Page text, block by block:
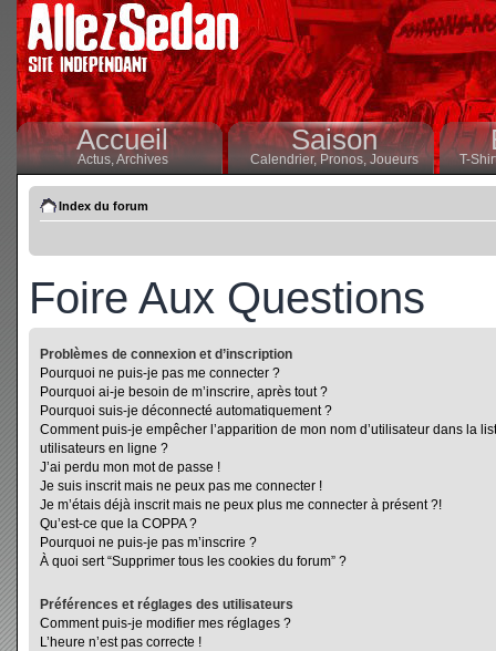
Accueil
Actus,Archives
Saison
Calendrier,Pronos, Joueurs T-
Index du forum
Foire Aux Questions
Problèmes de connexion et d’inscription
Pourquoi ne puis-je pas me connecter ?
Pourquoi ai-je besoin de m’inscrire, après tout ?
Pourquoi suis-je déconnecté automatiquement ?
Comment puis-je empêcher l’apparition de mon nom d’utilisateur dans la
utilisateurs en ligne ?
J’ai perdu mon mot de passe !
Je suis inscrit mais ne peux pas me connecter !
Je m’étais déjà inscrit mais ne peux plus me connecter à présent ?!
Qu’est-ce que la COPPA ?
Pourquoi ne puis-je pas m’inscrire ?
À quoi sert “Supprimer tous les cookies du forum” ?
Préférences et réglages des utilisateurs
Comment puis-je modifier mes réglages ?
L’heure n’est pas correcte !